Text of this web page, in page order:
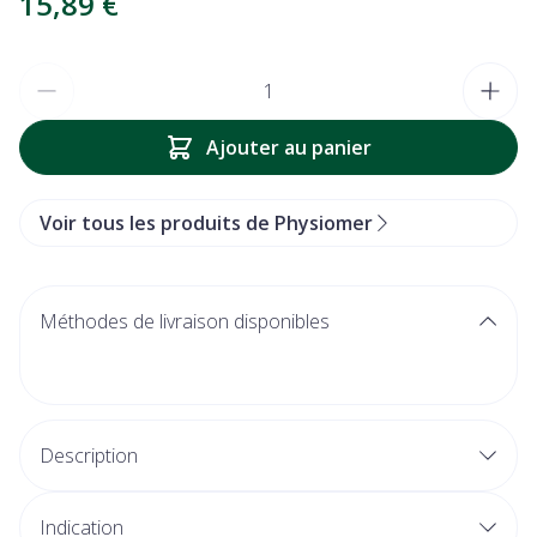
Ajouter au panier
Voir tous les produits de Physiomer
Méthodes de livraison disponibles
Description
Indication